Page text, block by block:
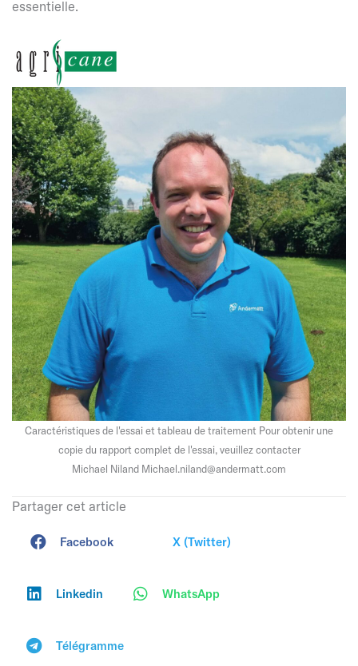
essentielle.
Caractéristiques de l'essai et tableau de traitement Pour obtenir une
copie du rapport complet de l'essai, veuillez contacter
Michael Niland Michael.niland@andermatt.com
Partager cet article
Facebook X (Twitter)
Linkedin WhatsApp
Télégramme